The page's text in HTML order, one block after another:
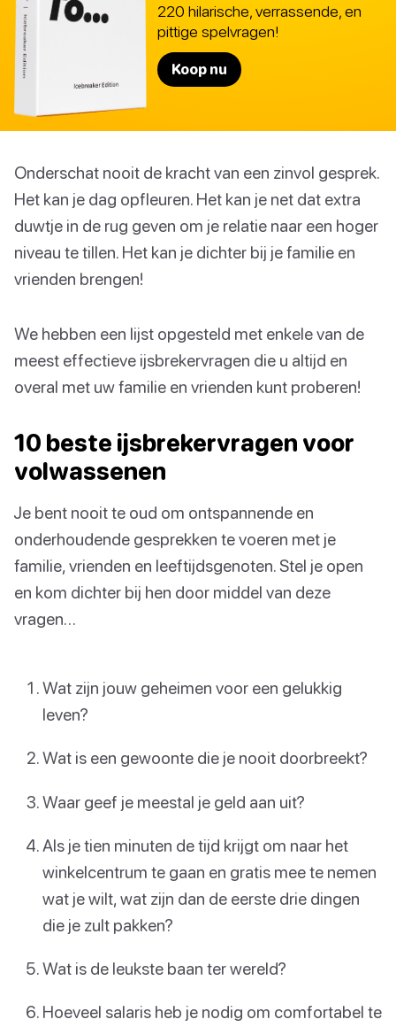
220 hilarische, verrassende, en
pittige spelvragen!
Koop nu
Onderschat nooit de kracht van een zinvol gesprek.
Het kan je dag opfleuren. Het kan je net dat extra
duwtje in de rug geven om je relatie naar een hoger
niveau te tillen. Het kan je dichter bij je familie en
vrienden brengen!
We hebben een lijst opgesteld met enkele van de
meest effectieve ijsbrekervragen die u altijd en
overal met uw familie en vrienden kunt proberen!
10 beste ijsbrekervragen voor
volwassenen
Je bent nooit te oud om ontspannende en
onderhoudende gesprekken te voeren met je
familie, vrienden en leeftijdsgenoten. Stel je open
en kom dichter bij hen door middel van deze
vragen…
Wat zijn jouw geheimen voor een gelukkig
leven?
Wat is een gewoonte die je nooit doorbreekt?
Waar geef je meestal je geld aan uit?
Als je tien minuten de tijd krijgt om naar het
winkelcentrum te gaan en gratis mee te nemen
wat je wilt, wat zijn dan de eerste drie dingen
die je zult pakken?
Wat is de leukste baan ter wereld?
Hoeveel salaris heb je nodig om comfortabel te